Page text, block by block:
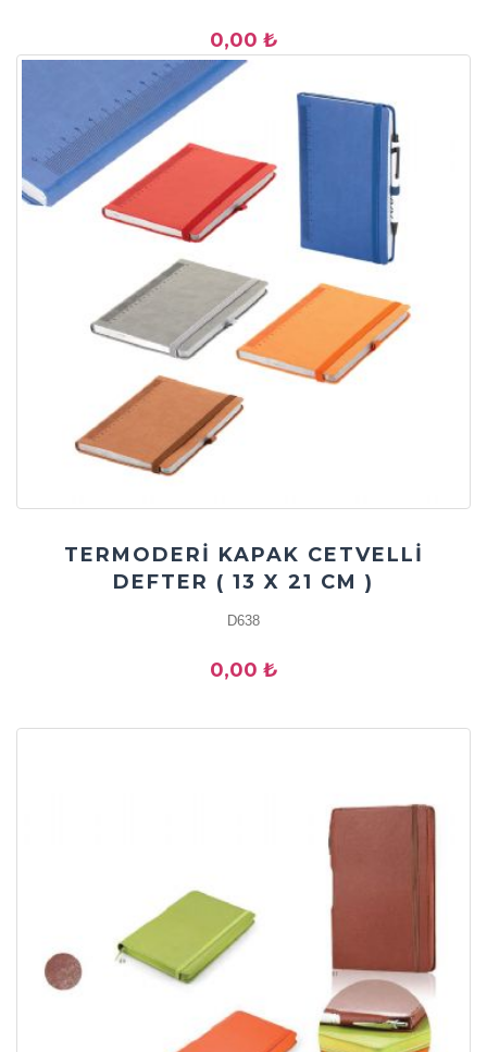
0,00 ₺
TERMODERİ KAPAK CETVELLİ
DEFTER ( 13 X 21 CM )
D638
0,00 ₺